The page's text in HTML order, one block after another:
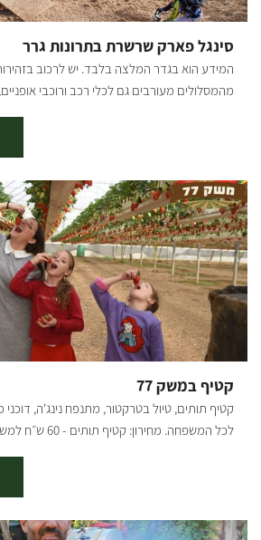
סינגל פארק שרשרת בתרונות גרר
המידע הוא בגדר המלצה בלבד. יש לרכוב
מהמסלולים מעורבים גם לכלי רכב ורוכבי
לולאות שניה ושלישית - בינונית. אורך המסלול
(לולאה ראשונה,
נקודת התחלה וסיום: פארק שרשת נחל גרר תקציר
חוצה את כל הנגב הצפוני מיער להב ועד לים,
נביעות המספקות מים לאורך כל השנה, וסביבן
מגוון גדול של בעלי חיים ופריחה בעונת החורף
בכיוון המסומן - עם כיוון השעון. תקציר המסלול:
יוצא מהחורש ובפיצול ימינה עם הסימון הירוק
למסלול הארוך הכחול. המסלול עובר במישורים,
מפה: *המידע מתוך אתרים לה מדווש ומסלולי
קטיף במשק 77
קטיף תותים, טיול בטרקטור, מתנפח נינג'ה, דוכני
לכל המשפחה.